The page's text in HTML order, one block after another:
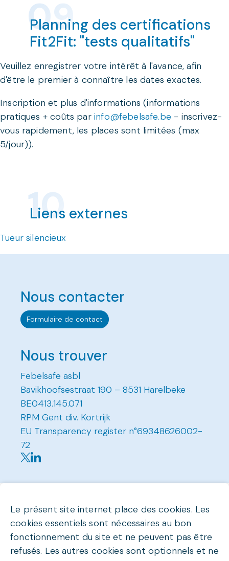
Planning des certifications
Fit2Fit: "tests qualitatifs"
Veuillez enregistrer votre intérêt à l'avance, afin
d'être le premier à connaître les dates exactes.
Inscription et plus d'informations (informations
pratiques + coûts par info@febelsafe.be - inscrivez-
vous rapidement, les places sont limitées (max
5/jour)).
Liens externes
Tueur silencieux
Nous contacter
Formulaire de contact
Nous trouver
Febelsafe asbl
Bavikhoofsestraat 190 – 8531 Harelbeke
BE0413.145.071
RPM Gent div. Kortrijk
EU Transparency register n°69348626002-
72
Le présent site internet place des cookies. Les
cookies essentiels sont nécessaires au bon
fonctionnement du site et ne peuvent pas être
refusés. Les autres cookies sont optionnels et ne